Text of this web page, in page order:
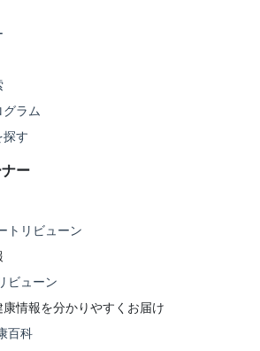
ラム
探す
ー
トリビューン
ビューン
康情報を分かりやすくお届け
百科